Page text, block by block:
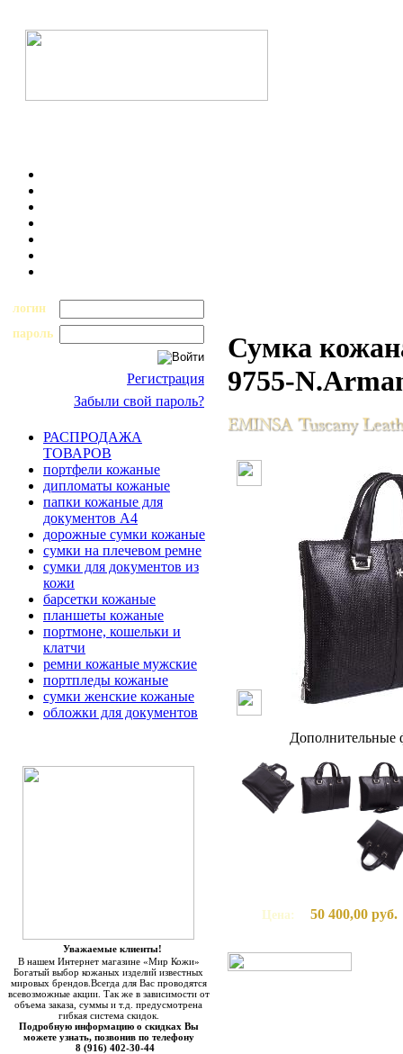
логин
пароль
Регистрация
Забыли свой пароль?
РАСПРОДАЖА
ТОВАРОВ
портфели кожаные
дипломаты кожаные
папки кожаные для
документов А4
дорожные сумки кожаные
сумки на плечевом ремне
сумки для документов из
кожи
барсетки кожаные
планшеты кожаные
портмоне, кошельки и
клатчи
ремни кожаные мужские
портпледы кожаные
сумки женские кожаные
обложки для документов
Уважаемые клиенты!
В нашем Интернет магазине «Мир Кожи»
Богатый выбор кожаных изделий известных
мировых брендов.Всегда для Вас проводятся
всевозможные акции. Так же в зависимости от
объема заказа, суммы и т.д. предусмотрена
гибкая система скидок.
Подробную информацию о скидках Вы
можете узнать, позвонив по телефону
8 (916) 402-30-44
Сумка
9755-
Дополнительные
Цена: 50 400,00 руб.